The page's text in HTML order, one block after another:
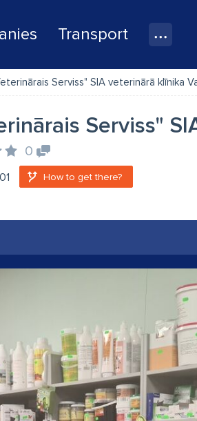
Transport
Serviss" SIA veterinārā klīnika
Serviss"
0
How to get there?